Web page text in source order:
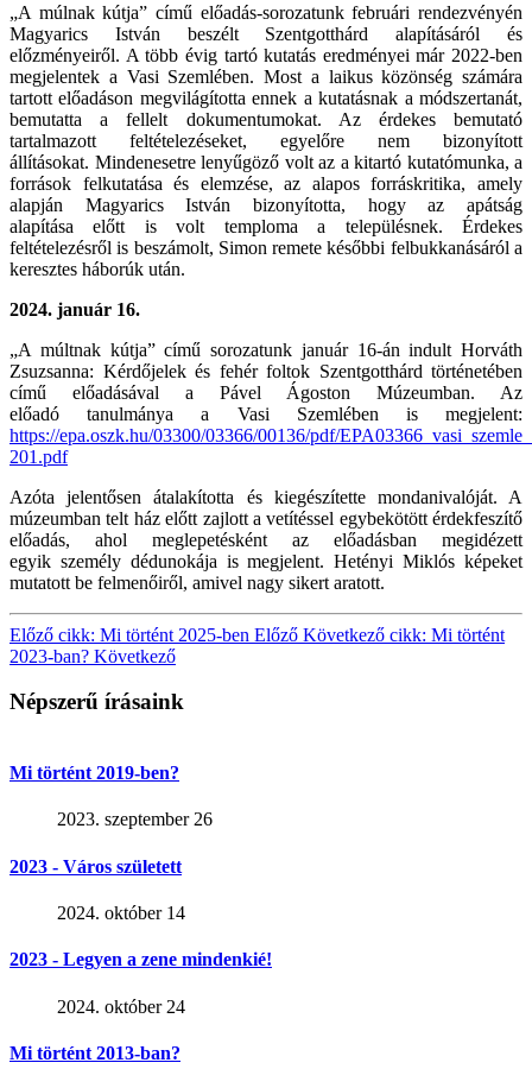
„A múlnak kútja” című előadás-sorozatunk februári rendezvényén
Magyarics István beszélt Szentgotthárd alapításáról és
előzményeiről. A több évig tartó kutatás eredményei már 2022-ben
megjelentek a Vasi Szemlében. Most a laikus közönség számára
tartott előadáson megvilágította ennek a kutatásnak a módszertanát,
bemutatta a fellelt dokumentumokat. Az érdekes bemutató
tartalmazott feltételezéseket, egyelőre nem bizonyított
állításokat. Mindenesetre lenyűgöző volt az a kitartó kutatómunka, a
források felkutatása és elemzése, az alapos forráskritika, amely
alapján Magyarics István bizonyította, hogy az apátság
alapításaelőtt is volt temploma a településnek. Érdekes
feltételezésről is beszámolt, Simon remetekésőbbi felbukkanásáról a
keresztes háborúk után.
2024. január 16.
„A múltnak kútja” című sorozatunk január 16-án indult Horváth
Zsuzsanna: Kérdőjelek és fehér foltok Szentgotthárd történetében
című előadásával a Pável Ágoston Múzeumban. Az
előadótanulmánya a Vasi Szemlében is megjelent:
https://epa.oszk.hu/03300/03366/00136/pdf/
201.pdf
Azóta jelentősenátalakította és kiegészítette mondanivalóját. A
múzeumban telt ház előtt zajlott a vetítéssel egybekötött érdekfeszítő
előadás, ahol meglepetésként az előadásban megidézett
egyik személy dédunokája is megjelent. Hetényi Miklós képeket
mutatott be felmenőiről, amivel nagy sikert aratott.
Előző cikk: Mi történt 2025-ben Előző Következő cikk: Mi történt
2023-ban? Következő
Népszerű írásaink
Mi történt 2019-ben?
2023. szeptember 26
2023 - Város született
2024. október 14
2023 - Legyen a zene mindenkié!
2024. október 24
Mi történt 2013-ban?